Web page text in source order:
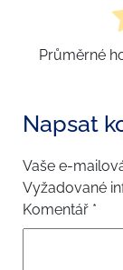
Průměrné
Napsat
Vaše e-
Vyžadované
Komentář *